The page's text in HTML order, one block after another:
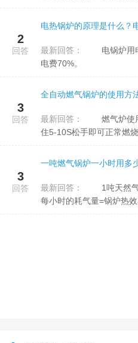
2
回答
电热锅炉的原理是什么？
最新回答：
电费70%。
3
回答
全自动燃气锅炉的使用方
最新回答：
住5-10S松手即可正常
3
回答
一吨燃气锅炉一小时用多
最新回答：
每小时的耗气量=锅炉热